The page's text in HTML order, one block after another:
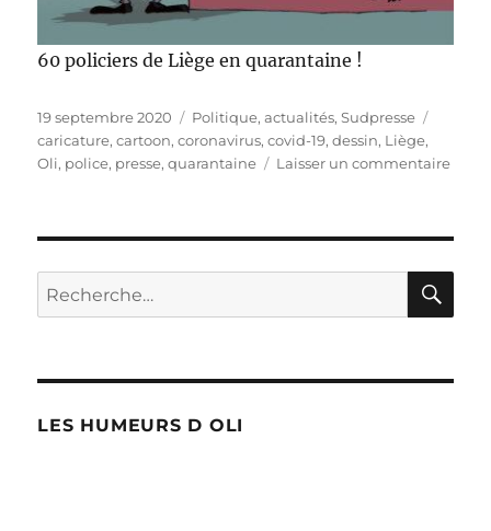
60 policiers de Liège en quarantaine !
Publié
le
19 septembre 2020 Catégories
Politique, actualités,Sudpresse
caricature,cartoon,coronavirus,covid-19,dessin, Liège,
Oli, police, presse,quarantaine Laisser un commentairesur
!
Recherche
pour :
LES HUMEURS D OLI